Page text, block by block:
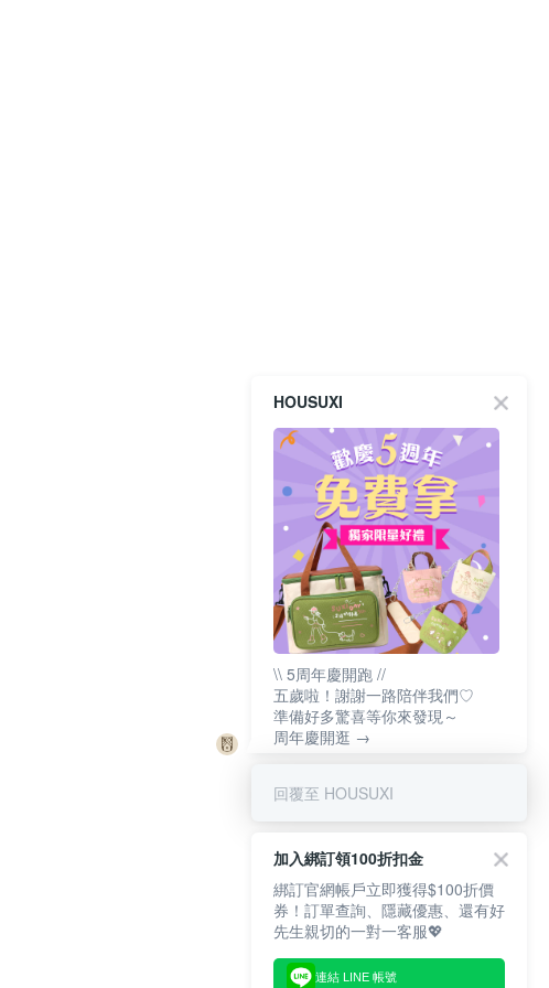
HOUSUXI
\\ 5周年慶開跑 //
五歲啦！謝謝一路陪伴我們♡
準備好多驚喜等你來發現～
周年慶開逛 →
回覆至 HOUSUXI
加入綁訂領100折扣金
綁訂官網帳戶立即獲得$100折價
券！訂單查詢、隱藏優惠、還有好
先生親切的一對一客服💖
連結 LINE 帳號